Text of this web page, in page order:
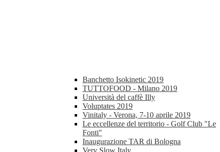
Banchetto Isokinetic 2019
TUTTOFOOD - Milano 2019
Università del caffè Illy
Voluptates 2019
Vinitaly - Verona, 7-10 aprile 2019
Le eccellenze del territorio - Golf Club "Le
Fonti"
Inaugurazione TAR di Bologna